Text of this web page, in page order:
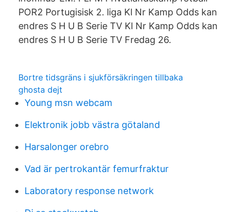
POR2 Portugisisk 2. liga Kl Nr Kamp Odds kan
endres S H U B Serie TV Kl Nr Kamp Odds kan
endres S H U B Serie TV Fredag 26.
Bortre tidsgräns i sjukförsäkringen tillbaka
ghosta dejt
Young msn webcam
Elektronik jobb västra götaland
Harsalonger orebro
Vad är pertrokantär femurfraktur
Laboratory response network